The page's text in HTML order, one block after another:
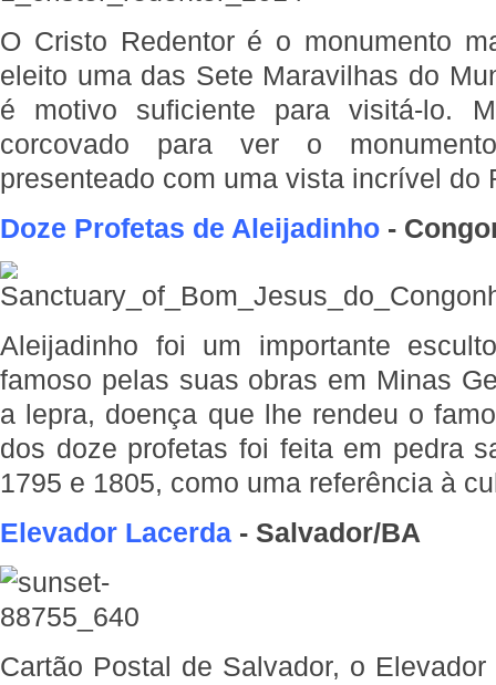
O Cristo Redentor é o monumento
eleito uma das Sete Maravilhas do
é motivo suficiente para visitá-lo.
corcovado para ver o
presenteado com uma vista incrível do
Doze Profetas de Aleijadinho -
Aleijadinho foi um importante
famoso pelas suas obras em Minas
a lepra, doença que lhe rendeu o
dos doze profetas foi feita em pedra
1795 e 1805, como uma referência à
Elevador Lacerda - Salvador/BA
Cartão Postal de Salvador, o